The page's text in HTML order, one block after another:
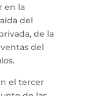
en la
del
de la
del
el tercer